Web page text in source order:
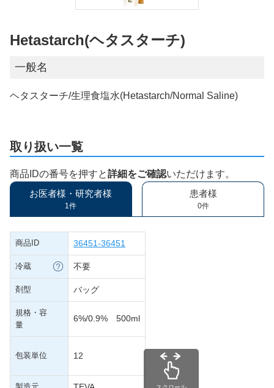
Hetastarch(ヘタスターチ)
一般名
ヘタスターチ/生理食塩水(Hetastarch/Normal Saline)
取り扱い一覧
商品IDの番号を押すと詳細をご確認いただけます。
お医者様・研究者様
1件
患者様
0件
商品ID 36451-36451
冷蔵 不要
剤型 バッグ
規格・容
量
6%/0.9% 500ml
包装単位 12